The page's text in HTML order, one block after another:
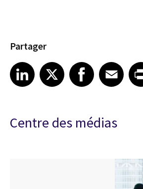
Partager
Share article on LinkedIn
LinkedIn
Share article on XShare article on Facebook
Facebook
Share article on
EmailShare
Centre des médias